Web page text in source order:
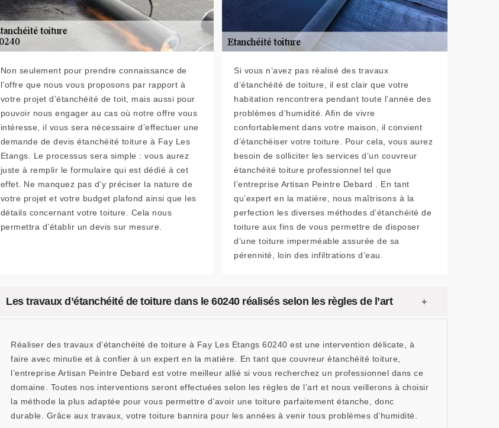
Non seulement pour prendre connaissance de
l’offre que nous vous proposons par rapport à
votre projet d’étanchéité de toit, mais aussi pour
pouvoir nous engager au cas où notre offre vous
intéresse, il vous sera nécessaire d’effectuer une
demande de devis étanchéité toiture à Fay Les
Etangs. Le processus sera simple : vous aurez
juste à remplir le formulaire qui est dédié à cet
effet. Ne manquez pas d’y préciser la nature de
votre projet et votre budget plafond ainsi que les
détails concernant votre toiture. Cela nous
permettra d’établir un devis sur mesure.
Si vous n’avez pas réalisé des travaux
d’étanchéité de toiture, il est clair que votre
habitation rencontrera pendant toute l’année des
problèmes d’humidité. Afin de vivre
confortablement dans votre maison, il convient
d’étanchéiser votre toiture. Pour cela, vous aurez
besoin de solliciter les services d’un couvreur
étanchéité toiture professionnel tel que
l’entreprise Artisan Peintre Debard . En tant
qu’expert en la matière, nous maîtrisons à la
perfection les diverses méthodes d’étanchéité de
toiture aux fins de vous permettre de disposer
d’une toiture imperméable assurée de sa
pérennité, loin des infiltrations d’eau.
Les travaux d’étanchéité de toiture dans le 60240 réalisés selon les règles de l’art
Réaliser des travaux d’étanchéité de toiture à Fay Les Etangs 60240 est une intervention délicate, à
faire avec minutie et à confier à un expert en la matière. En tant que couvreur étanchéité toiture,
l’entreprise Artisan Peintre Debard est votre meilleur allié si vous recherchez un professionnel dans ce
domaine. Toutes nos interventions seront effectuées selon les règles de l’art et nous veillerons à choisir
la méthode la plus adaptée pour vous permettre d’avoir une toiture parfaitement étanche, donc
durable. Grâce aux travaux, votre toiture bannira pour les années à venir tous problèmes d’humidité.